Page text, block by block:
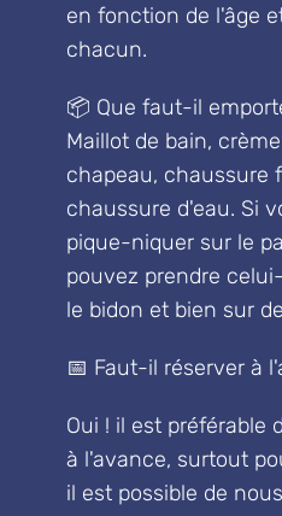
en fonction de l'âge
chacun.
📦 Que faut-il
Maillot de bain,
chapeau, chaussure
chaussure d'eau. Si
pique-niquer sur le
pouvez prendre
le bidon et bien sur
📅 Faut-il réserver à
Oui ! il est préférable
à l'avance, surtout
il est possible de